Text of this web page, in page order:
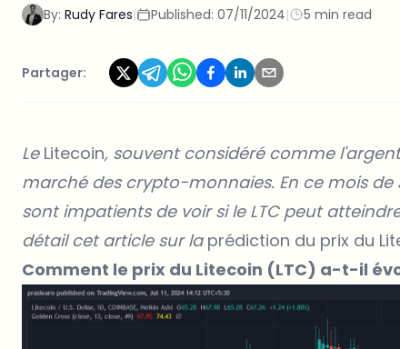
By: Rudy Fares| Published: 07/11/2024| 5 min read
Partager:
Le Litecoin, souvent considéré comme
marché des crypto-monnaies. En ce mois
sont impatients de voir si le LTC peut
détail cet article sur la prédiction du prix du
Comment le prix du Litecoin (LTC) a-t-il